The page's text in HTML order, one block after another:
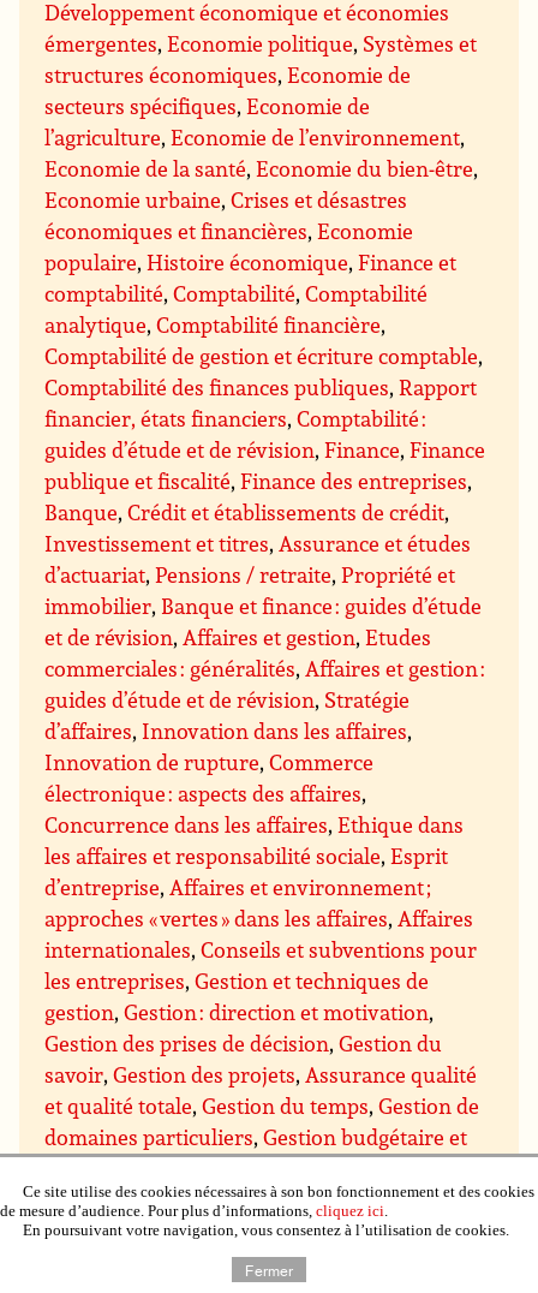
Développement économique et économies
émergentes,Economie politique, Systèmes et
structures économiques,Economie de
secteurs spécifiques,Economie de
l’agriculture,Economie de l’environnement,
Economie de la santé,Economie du bien-être,
Economie urbaine,Crises et désastres
économiques et financières,Economie
populaire,Histoire économique,Finance et
comptabilité,Comptabilité,Comptabilité
analytique,Comptabilité financière,
Comptabilité de gestion et écriture comptable,
Comptabilité des finances publiques,Rapport
financier, états financiers,Comptabilité :
guides d’étude et de révision,Finance,Finance
publique et fiscalité,Finance des entreprises,
Banque,Crédit et établissements de crédit,
Investissement et titres,Assurance et études
d’actuariat,Pensions / retraite,Propriété et
immobilier, Banque et finance : guides d’étude
et de révision,Affaires et gestion,Etudes
commerciales : généralités,Affaires et gestion :
guides d’étude et de révision, Stratégie
d’affaires, Innovation dans les affaires,
Innovation de rupture,Commerce
électronique : aspects des affaires,
Concurrence dans les affaires,Ethique dans
les affaires et responsabilité sociale,Esprit
d’entreprise,Affaires et environnement ;
approches « vertes » dans les affaires,Affaires
internationales,Conseils et subventions pour
les entreprises,Gestion et techniques de
gestion,Gestion : direction et motivation,
Gestion des prises de décision,Gestion du
savoir,Gestion des projets,Assurance qualité
et qualité totale,Gestion du temps,Gestion de
domaines particuliers,Gestion budgétaire et
ressources humaines,Gestion de l’immobilier,
de la propriété et du matériel,Gestion de la
production et du contrôle qualité
Ce site utilise des cookies nécessaires à son bon fonctionnement et des cookies
de mesure d’audience. Pour plus d’informations, cliquez ici.
En poursuivant votre navigation, vous consentez à l’utilisation de cookies.
Fermer